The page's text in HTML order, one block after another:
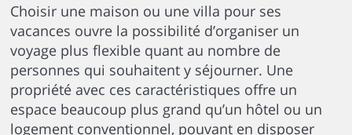
Choisir une maison ou une villa pour ses
vacances ouvre la possibilité d’organiser un
voyage plus flexible quant au nombre de
personnes qui souhaitent y séjourner. Une
propriété avec ces caractéristiques offre un
espace beaucoup plus grand qu’un hôtel ou un
logement conventionnel, pouvant en disposer